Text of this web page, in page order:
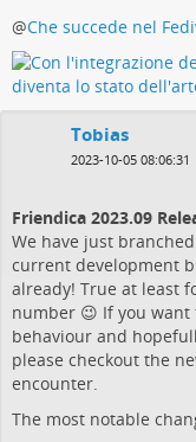
@Che succede nel
Tobias
2023-10-05 08:06:31
Friendica 2023.09
We have just
current development
already! True at least
number 😉 If you
behaviour and
please checkout the
encounter.
The most notable